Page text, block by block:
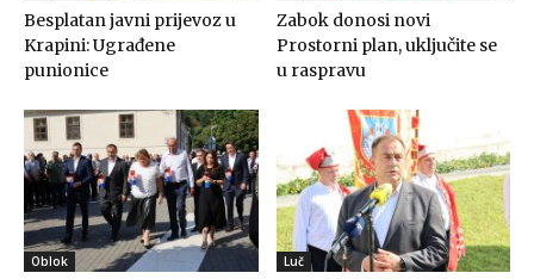
Besplatan javni prijevoz u
Krapini: Ugrađene
punionice
Zabok donosi novi
Prostorni plan, uključite se
u raspravu
Oblok Luč